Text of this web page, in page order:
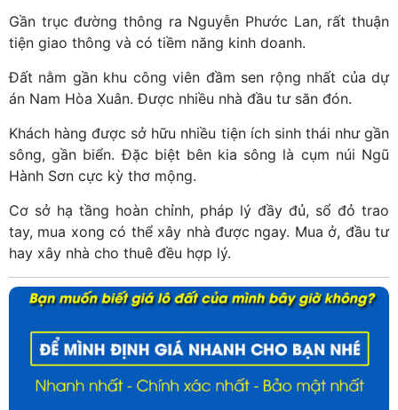
Gần trục đường thông ra Nguyễn Phước Lan, rất thuận
tiện giao thông và có tiềm năng kinh doanh.
Đất nằm gần khu công viên đầm sen rộng nhất của dự
án Nam Hòa Xuân. Được nhiều nhà đầu tư săn đón.
Khách hàng được sở hữu nhiều tiện ích sinh thái như gần
sông, gần biển. Đặc biệt bên kia sông là cụm núi Ngũ
Hành Sơn cực kỳ thơ mộng.
Cơ sở hạ tầng hoàn chỉnh, pháp lý đầy đủ, sổ đỏ trao
tay, mua xong có thể xây nhà được ngay. Mua ở, đầu tư
hay xây nhà cho thuê đều hợp lý.